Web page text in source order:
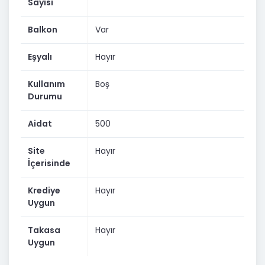
Sayısı
Balkon Var
Eşyalı Hayır
Kullanım
Durumu
Boş
Aidat 500
Site
İçerisinde
Hayır
Krediye
Uygun
Hayır
Takasa
Uygun
Hayır